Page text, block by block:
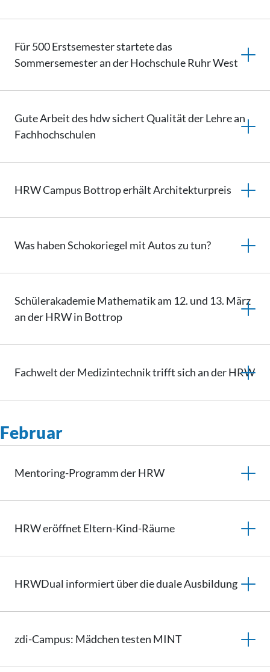
Für 500 Erstsemester startete das
Sommersemester an der Hochschule Ruhr West
Gute Arbeit des hdw sichert Qualität der Lehre an
Fachhochschulen
HRW Campus Bottrop erhält Architekturpreis
Was haben Schokoriegel mit Autos zu tun?
Schülerakademie Mathematik am 12. und 13. März
an der HRW in Bottrop
Fachwelt der Medizintechnik trifft sich an der HRW
Februar
Mentoring-Programm der HRW
HRW eröffnet Eltern-Kind-Räume
HRWDual informiert über die duale Ausbildung
zdi-Campus: Mädchen testen MINT